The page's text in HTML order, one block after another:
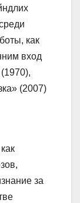
как
вход
(2007)
за